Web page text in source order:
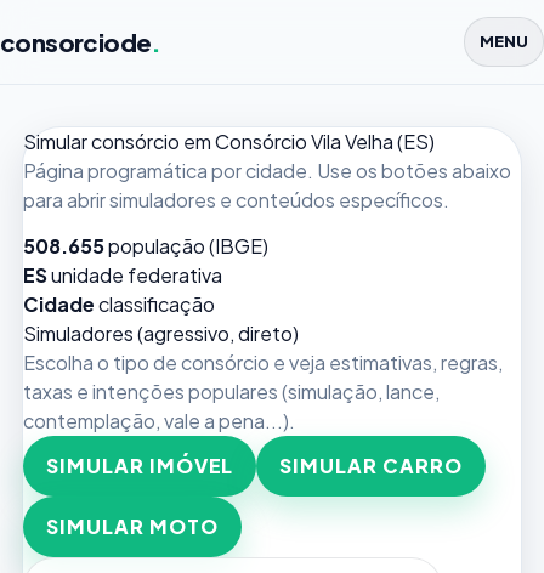
consorciode. MENU
Simular consórcio em Consórcio Vila Velha (ES)
Página programática por cidade. Use os botões abaixo
para abrir simuladores e conteúdos específicos.
508.655população (IBGE)
ESunidade federativa
Cidadeclassificação
Simuladores (agressivo, direto)
Escolha o tipo de consórcio e veja estimativas, regras,
taxas e intenções populares (simulação, lance,
contemplação, vale a pena...).
SIMULAR IMÓVEL
SIMULAR CARRO
SIMULAR MOTO